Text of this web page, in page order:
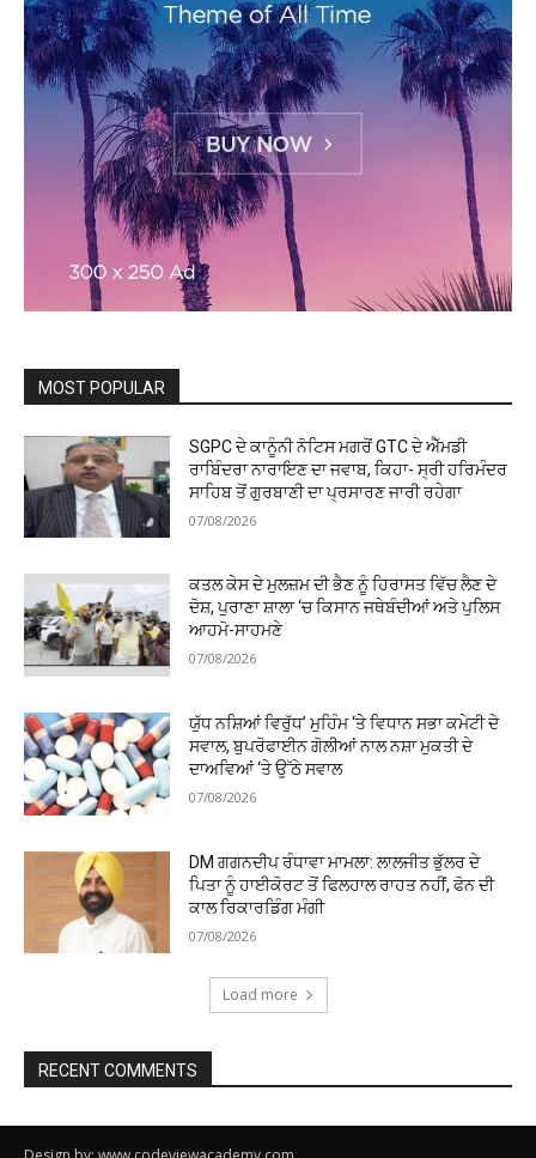
MOST POPULAR
SGPC ਦੇ ਕਾਨੂੰਨੀ ਨੋਟਿਸ ਮਗਰੋਂ GTC ਦੇ ਐੱਮਡੀ
ਰਾਬਿੰਦਰਾ ਨਾਰਾਇਣ ਦਾ ਜਵਾਬ, ਕਿਹਾ- ਸ੍ਰੀ ਹਰਿਮੰਦਰ
ਸਾਹਿਬ ਤੋਂ ਗੁਰਬਾਣੀ ਦਾ ਪ੍ਰਸਾਰਣ ਜਾਰੀ ਰਹੇਗਾ
07/08/2026
ਕਤਲ ਕੇਸ ਦੇ ਮੁਲਜ਼ਮ ਦੀ ਭੈਣ ਨੂੰ ਹਿਰਾਸਤ ਵਿੱਚ ਲੈਣ ਦੇ
ਦੋਸ਼, ਪੁਰਾਣਾ ਸ਼ਾਲਾ ‘ਚ ਕਿਸਾਨ ਜਥੇਬੰਦੀਆਂ ਅਤੇ ਪੁਲਿਸ
ਆਹਮੋ-ਸਾਹਮਣੇ
07/08/2026
ਯੁੱਧ ਨਸ਼ਿਆਂ ਵਿਰੁੱਧ’ ਮੁਹਿੰਮ ‘ਤੇ ਵਿਧਾਨ ਸਭਾ ਕਮੇਟੀ ਦੇ
ਸਵਾਲ, ਬੁਪਰੋਫਾਈਨ ਗੋਲੀਆਂ ਨਾਲ ਨਸ਼ਾ ਮੁਕਤੀ ਦੇ
ਦਾਅਵਿਆਂ ‘ਤੇ ਉੱਠੇ ਸਵਾਲ
07/08/2026
DM ਗਗਨਦੀਪ ਰੰਧਾਵਾ ਮਾਮਲਾ: ਲਾਲਜੀਤ ਭੁੱਲਰ ਦੇ
ਪਿਤਾ ਨੂੰ ਹਾਈਕੋਰਟ ਤੋਂ ਫਿਲਹਾਲ ਰਾਹਤ ਨਹੀਂ, ਫੋਨ ਦੀ
ਕਾਲ ਰਿਕਾਰਡਿੰਗ ਮੰਗੀ
07/08/2026
Load more
RECENT COMMENTS